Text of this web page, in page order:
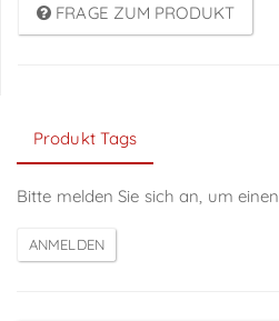
FRAGE ZUM PRODUKT
Produkt Tags
Bitte melden Sie sich an, um